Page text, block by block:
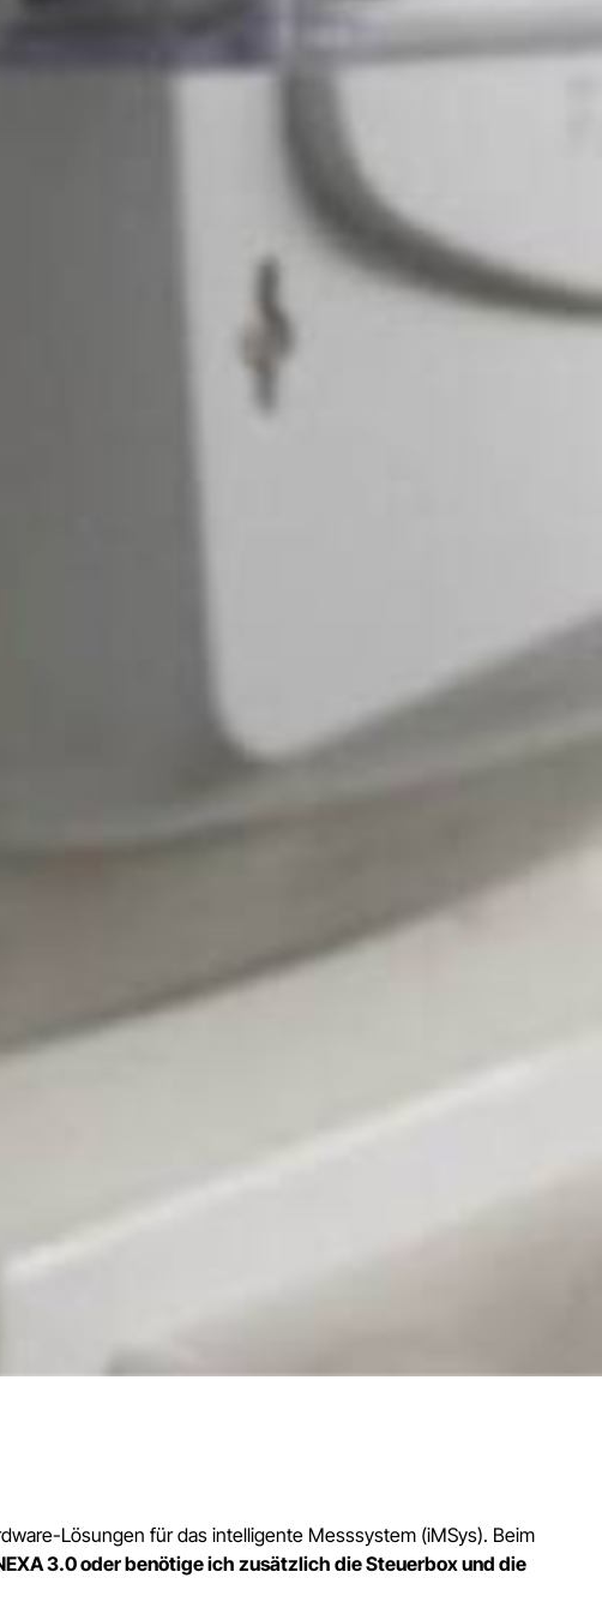
Lösungen für das intelligente Messsystem (iMSys). Beim
3.0 oder benötige ich zusätzlich die Steuerbox und die